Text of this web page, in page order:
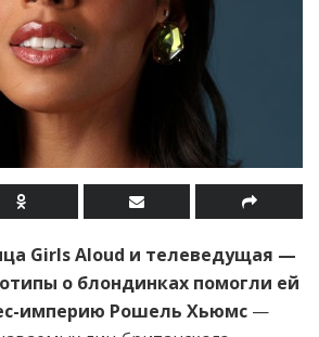
Girls Aloud и телеведущая —
о блондинках помогли ей
империю Рошель Хьюмс —